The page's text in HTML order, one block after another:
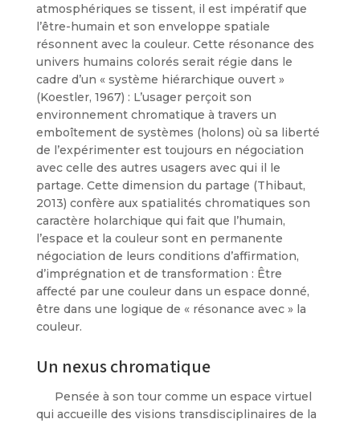
atmosphériques se tissent, il est impératif que
l’être-humain et son enveloppe spatiale
résonnent avec la couleur. Cette résonance des
univers humains colorés serait régie dans le
cadre d’un « système hiérarchique ouvert »
(Koestler, 1967) : L’usager perçoit son
environnement chromatique à travers un
emboîtement de systèmes (holons) où sa liberté
de l’expérimenter est toujours en négociation
avec celle des autres usagers avec qui il le
partage. Cette dimension du partage (Thibaut,
2013) confère aux spatialités chromatiques son
caractère holarchique qui fait que l’humain,
l’espace et la couleur sont en permanente
négociation de leurs conditions d’affirmation,
d’imprégnation et de transformation : Être
affecté par une couleur dans un espace donné,
être dans une logique de « résonance avec » la
couleur.
Un nexus chromatique
Pensée à son tour comme un espace virtuel
qui accueille des visions transdisciplinaires de la